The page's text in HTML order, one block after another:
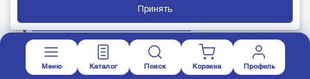
Меню Каталог Поиск Корзина Профиль
Член торгово-промышленной палаты
Принять